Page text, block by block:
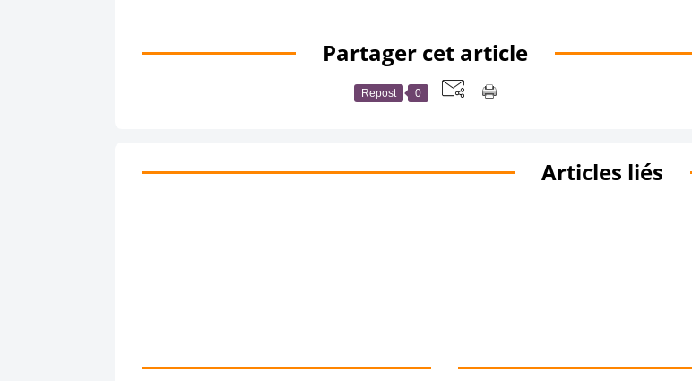
Partager cet article
Repost 0
Articles liés